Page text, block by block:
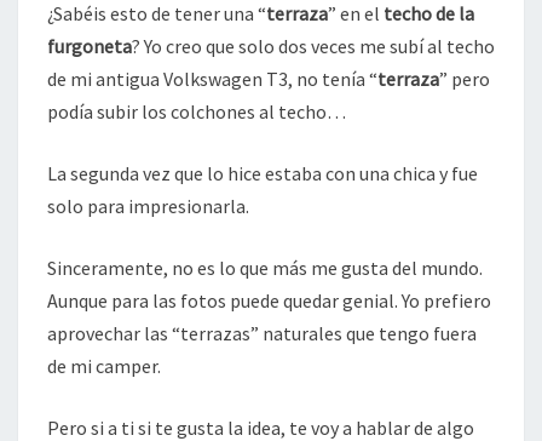
¿Sabéis esto de tener una “terraza” en el techo de la
furgoneta? Yo creo que solo dos veces me subí al techo
de mi antigua Volkswagen T3, no tenía “terraza” pero
podía subir los colchones al techo…
La segunda vez que lo hice estaba con una chica y fue
solo para impresionarla.
Sinceramente, no es lo que más me gusta del mundo.
Aunque para las fotos puede quedar genial. Yo prefiero
aprovechar las “terrazas” naturales que tengo fuera
de mi camper.
Pero si a ti si te gusta la idea, te voy a hablar de algo